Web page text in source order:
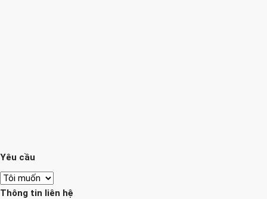
Yêu cầu
Thông tin liên hệ